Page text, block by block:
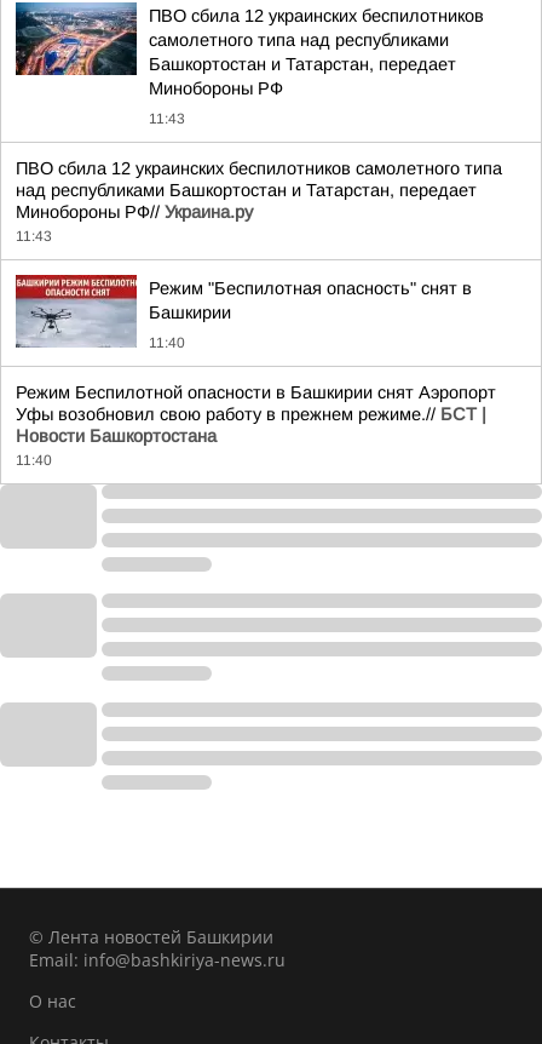
ПВО сбила 12 украинских беспилотников
самолетного типа над республиками
Башкортостан и Татарстан, передает
Минобороны РФ
11:43
ПВО сбила 12 украинских беспилотников самолетного типа
над республиками Башкортостан и Татарстан, передает
Минобороны РФ// Украина.ру
11:43
Режим "Беспилотная опасность" снят в
Башкирии
11:40
Режим Беспилотной опасности в Башкирии снят Аэропорт
Уфы возобновил свою работу в прежнем режиме.// БСТ |
Новости Башкортостана
11:40
© Лента новостей Башкирии
Email: info@bashkiriya-news.ru
О нас